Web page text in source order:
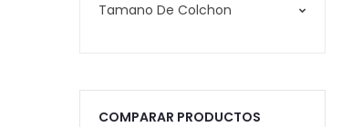
Tamano De Colchon
COMPARAR PRODUCTOS